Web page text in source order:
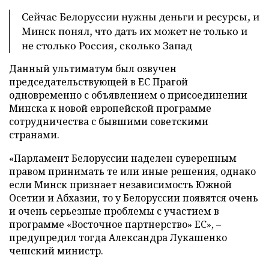
Сейчас Белоруссии нужны деньги и ресурсы, и
Минск понял, что дать их может не только и
не столько Россия, сколько Запад
Данный ультиматум был озвучен
председательствующей в ЕС Прагой
одновременно с объявлением о присоединении
Минска к новой европейской программе
сотрудничества с бывшими советскими
странами.
«Парламент Белоруссии наделен суверенным
правом принимать те или иные решения, однако
если Минск признает независимость Южной
Осетии и Абхазии, то у Белоруссии появятся очень
и очень серьезные проблемы с участием в
программе «Восточное партнерство» ЕС», –
предупредил тогда Александра Лукашенко
чешский министр.